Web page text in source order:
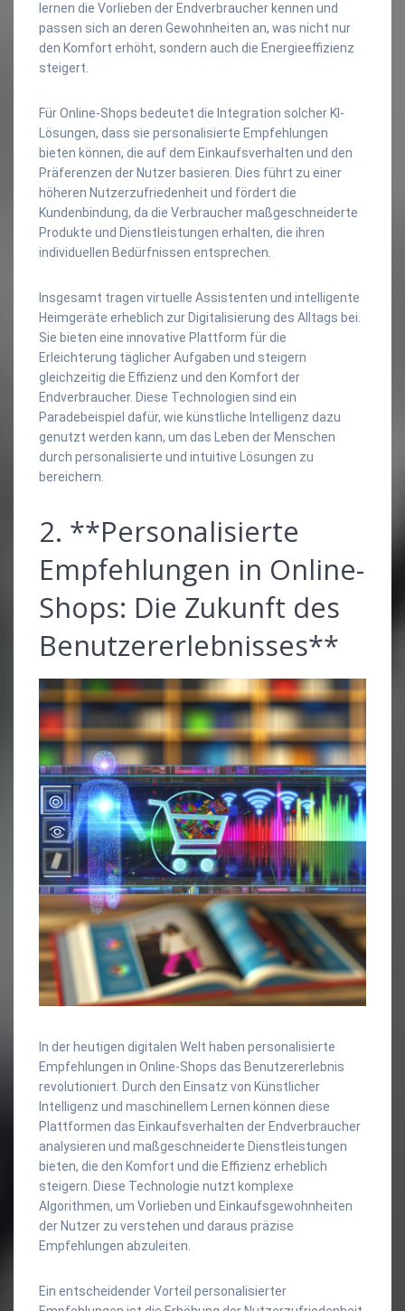
lernen die Vorlieben der Endverbraucher kennen und
passen sich an deren Gewohnheiten an, was nicht nur
den Komfort erhöht, sondern auch die Energieeffizienz
steigert.
Für Online-Shops bedeutet die Integration solcher KI-
Lösungen, dass sie personalisierte Empfehlungen
bieten können, die auf dem Einkaufsverhalten und den
Präferenzen der Nutzer basieren. Dies führt zu einer
höheren Nutzerzufriedenheit und fördert die
Kundenbindung, da die Verbraucher maßgeschneiderte
Produkte und Dienstleistungen erhalten, die ihren
individuellen Bedürfnissen entsprechen.
Insgesamt tragen virtuelle Assistenten und intelligente
Heimgeräte erheblich zur Digitalisierung des Alltags bei.
Sie bieten eine innovative Plattform für die
Erleichterung täglicher Aufgaben und steigern
gleichzeitig die Effizienz und den Komfort der
Endverbraucher. Diese Technologien sind ein
Paradebeispiel dafür, wie künstliche Intelligenz dazu
genutzt werden kann, um das Leben der Menschen
durch personalisierte und intuitive Lösungen zu
bereichern.
2. **Personalisierte
Empfehlungen in Online-
Shops: Die Zukunft des
Benutzererlebnisses**
In der heutigen digitalen Welt haben personalisierte
Empfehlungen in Online-Shops das Benutzererlebnis
revolutioniert. Durch den Einsatz von Künstlicher
Intelligenz und maschinellem Lernen können diese
Plattformen das Einkaufsverhalten der Endverbraucher
analysieren und maßgeschneiderte Dienstleistungen
bieten, die den Komfort und die Effizienz erheblich
steigern. Diese Technologie nutzt komplexe
Algorithmen, um Vorlieben und Einkaufsgewohnheiten
der Nutzer zu verstehen und daraus präzise
Empfehlungen abzuleiten.
Ein entscheidender Vorteil personalisierter